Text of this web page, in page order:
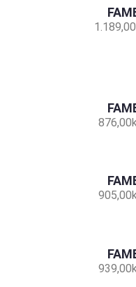
1.189,00
876,00
905,00
939,00